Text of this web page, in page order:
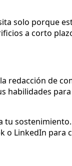
solo porque
a corto
redacción de
habilidades
LinkedIn para